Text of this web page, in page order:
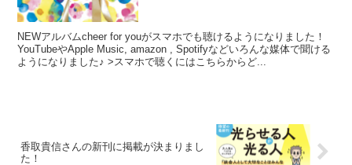
NEWアルバムcheer for youがスマホでも聴けるようになりました！
YouTubeやApple Music, amazon , Spotifyなどいろんな媒体で聞ける
ようになりました♪ >スマホで聴くにはこちらからど...
香取貴信さんの新刊に掲載が決まりまし
た！